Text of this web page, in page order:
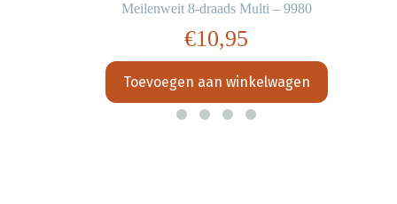
Meilenweit 8-draads Multi – 9980
€10,95
Toevoegen aan winkelwagen